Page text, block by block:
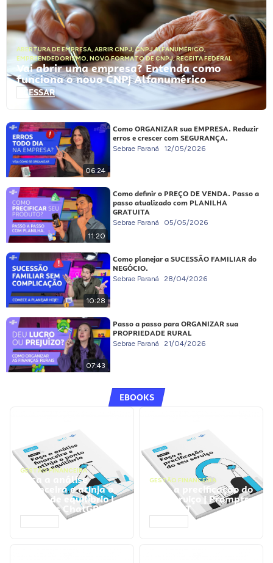
ABERTURA DE EMPRESA, ABRIR CNPJ,CNPJ ALFANUMÉRICO,
EMPREENDEDORISMO, NOVO FORMATO DE CNPJ,RECEITA FEDERAL
Vai abrir uma empresa? Entenda como
funciona o novo CNPJ Alfanumérico
ACESSAR
06:24
Como ORGANIZAR sua EMPRESA. Reduzir
erros e crescer com SEGURANÇA.
Sebrae Paraná 12/05/2026
11:20
Como definir o PREÇO DE VENDA. Passo a
passo atualizado com PLANILHA
GRATUITA
Sebrae Paraná 05/05/2026
10:28
Como planejar a SUCESSÃO FAMILIAR do
NEGÓCIO.
Sebrae Paraná 28/04/2026
07:43
Passo a passo para ORGANIZAR sua
PROPRIEDADE RURAL
Sebrae Paraná 21/04/2026
EBOOKS
GESTÃO FINANCEIRA
Faça a análise
financeira e atinja o
ponto de equilíbrio |
Prompts ChatGPT
GESTÃO FINANCEIRA
Faça a precificação do
seu serviço | Prompts
ChatGPT